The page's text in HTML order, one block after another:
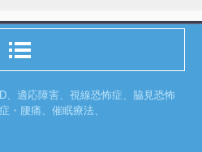
、適応障害、視線恐怖症、脇見恐怖
・腰痛、催眠療法、